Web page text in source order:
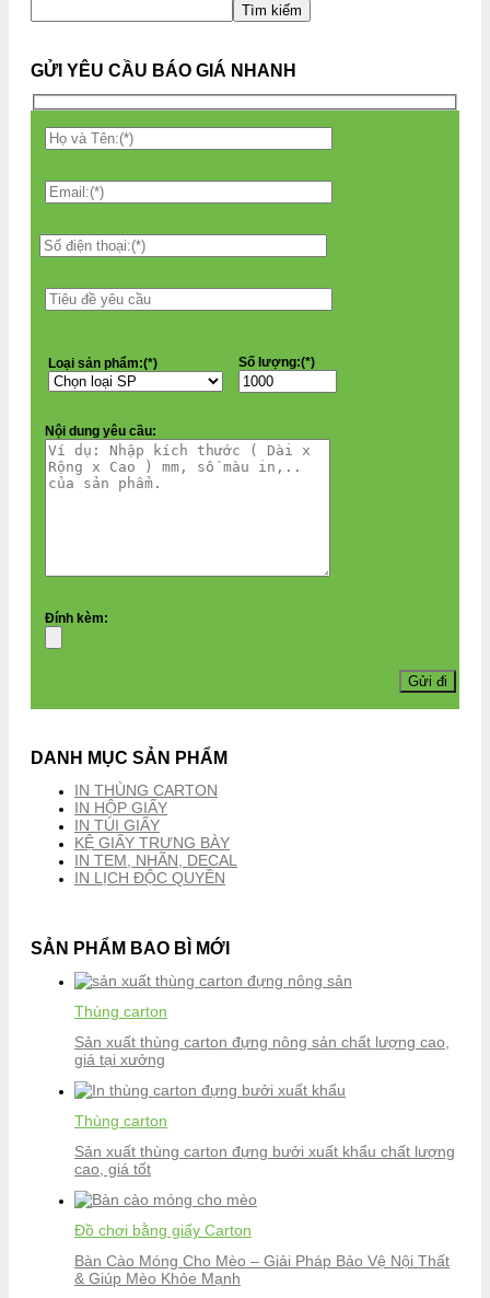
Tìm kiếm
GỬI YÊU CẦU BÁO GIÁ NHANH
Loại sản phẩm:(*) Số lượng:(*)
Nội dung yêu cầu:
Đính kèm:
DANH MỤC SẢN PHẨM
IN THÙNG CARTON
IN HỘP GIẤY
IN TÚI GIẤY
KỆ GIẤY TRƯNG BÀY
IN TEM, NHÃN, DECAL
IN LỊCH ĐỘC QUYỀN
SẢN PHẨM BAO BÌ MỚI
Thùng carton
Sản xuất thùng carton đựng nông sản chất lượng cao,
giá tại xưởng
Thùng carton
Sản xuất thùng carton đựng bưởi xuất khẩu chất lượng
cao, giá tốt
Đồ chơi bằng giấy Carton
Bàn Cào Móng Cho Mèo – Giải Pháp Bảo Vệ Nội Thất
& Giúp Mèo Khỏe Mạnh